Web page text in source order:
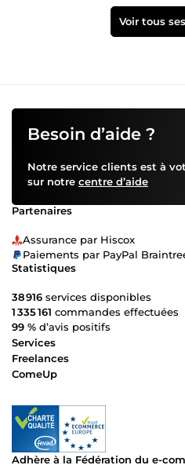
Voir tous
Besoin d’aide ?
Notre service clients est à
sur notre centre d’aide
Partenaires
Assurance par Hiscox
Paiements par PayPal
Statistiques
38 916 services disponibles
1 335 161 commandes effectuées
99 % d’avis positifs
Services
Freelances
ComeUp
Adhère à la Fédération du e-